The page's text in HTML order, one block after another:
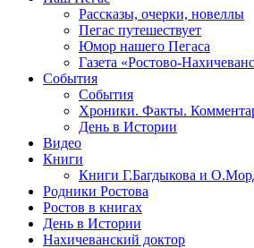
Рассказы, очерки, новеллы
Пегас путешествует
Юмор нашего Пегаса
Газета «Ростово-
События
События
Хроники. Факты.
День в Истории
Видео
Книги
Книги Г.Багдыкова и
Родники Ростова
Ростов в книгах
День в Истории
Нахичеванский доктор